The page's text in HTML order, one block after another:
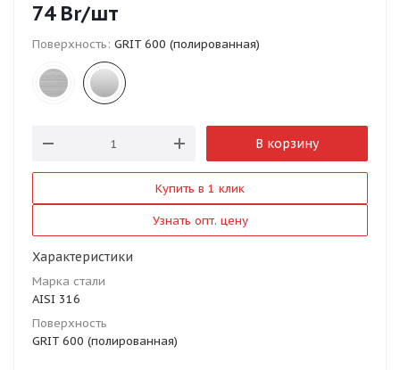
74Br/шт
Поверхность: GRIT 600 (полированная)
В корзину
Купить в 1 клик
Узнать опт. цену
Характеристики
Марка стали
AISI 316
Поверхность
GRIT 600 (полированная)